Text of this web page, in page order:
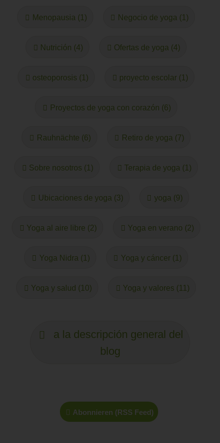
Menopausia (1) Negocio de yoga (1)
Nutrición (4) Ofertas de yoga (4)
osteoporosis (1) proyecto escolar (1)
Proyectos de yoga con corazón (6)
Rauhnächte (6) Retiro de yoga (7)
Sobre nosotros (1) Terapia de yoga (1)
Ubicaciones de yoga (3) yoga (9)
Yoga al aire libre (2) Yoga en verano (2)
Yoga Nidra (1) Yoga y cáncer (1)
Yoga y salud (10) Yoga y valores (11)
a la descripción general del
blog
Abonnieren (RSS Feed)